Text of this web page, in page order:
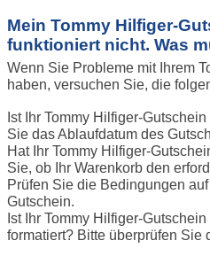
Mein Tommy Hilfiger-
funktioniert nicht. Was
Wenn Sie Probleme mit Ihrem
haben, versuchen Sie, die
Ist Ihr Tommy Hilfiger-
Sie das Ablaufdatum des
Hat Ihr Tommy Hilfiger-
Sie, ob Ihr Warenkorb den
Prüfen Sie die Bedingungen
Gutschein.
Ist Ihr Tommy Hilfiger-
formatiert? Bitte überprüfen Sie